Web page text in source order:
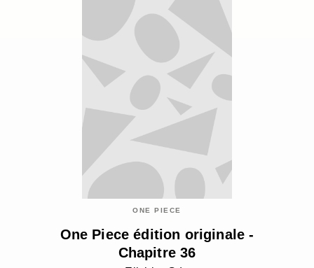
ONE PIECE
One Piece édition originale -
Chapitre 36